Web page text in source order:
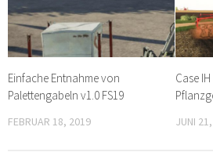
Einfache Entnahme von
Palettengabeln v1.0 FS19
FEBRUAR 18, 2019
Case
JUNI